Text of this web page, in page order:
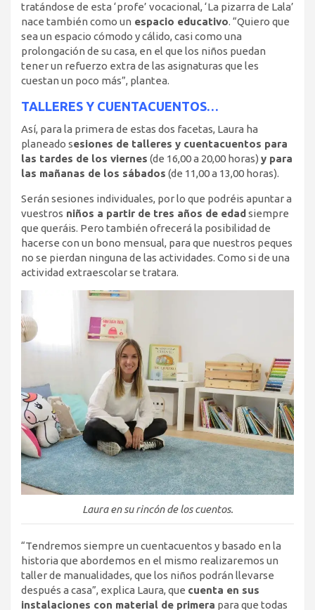
tratándose de esta ‘profe’ vocacional, ‘La pizarra de Lala’
nace también como un espacio educativo. “Quiero que
sea un espacio cómodo y cálido, casi como una
prolongación de su casa, en el que los niños puedan
tener un refuerzo extra de las asignaturas que les
cuestan un poco más”, plantea.
TALLERES Y CUENTACUENTOS…
Así, para la primera de estas dos facetas, Laura ha
planeado sesiones de talleres y cuentacuentos para
las tardes de los viernes (de 16,00 a 20,00 horas) y para
las mañanas de los sábados (de 11,00 a 13,00 horas).
Serán sesiones individuales, por lo que podréis apuntar a
vuestros niños a partir de tres años de edadsiempre
que queráis. Pero también ofrecerá la posibilidad de
hacerse con un bono mensual, para que nuestros peques
no se pierdan ninguna de las actividades. Como si de una
actividad extraescolar se tratara.
Laura en su rincón de los cuentos.
“Tendremos siempre un cuentacuentos y basado en la
historia que abordemos en el mismo realizaremos un
taller de manualidades, que los niños podrán llevarse
después a casa”, explica Laura, que cuenta en sus
instalaciones con material de primera para que todas